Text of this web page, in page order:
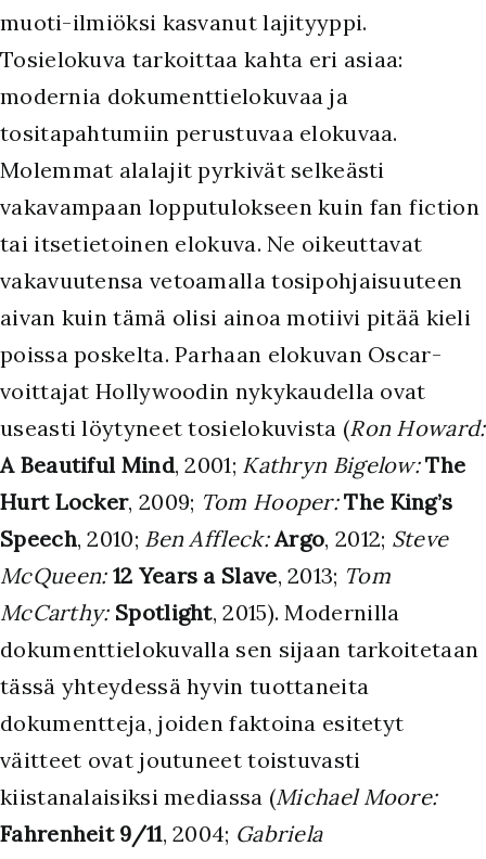
muoti-ilmiöksi kasvanut lajityyppi.
Tosielokuva tarkoittaa kahta eri asiaa:
modernia dokumenttielokuvaa ja
tositapahtumiin perustuvaa elokuvaa.
Molemmat alalajit pyrkivät selkeästi
vakavampaan lopputulokseen kuin fan fiction
tai itsetietoinen elokuva. Ne oikeuttavat
vakavuutensa vetoamalla tosipohjaisuuteen
aivan kuin tämä olisi ainoa motiivi pitää kieli
poissa poskelta. Parhaan elokuvan Oscar-
voittajat Hollywoodin nykykaudella ovat
useasti löytyneet tosielokuvista (Ron Howard:
A Beautiful Mind, 2001; Kathryn Bigelow:The
Hurt Locker, 2009; Tom Hooper: The King’s
Speech, 2010; Ben Affleck:Argo, 2012; Steve
McQueen: 12 Years a Slave, 2013; Tom
McCarthy: Spotlight, 2015). Modernilla
dokumenttielokuvalla sen sijaan tarkoitetaan
tässä yhteydessä hyvin tuottaneita
dokumentteja, joiden faktoina esitetyt
väitteet ovat joutuneet toistuvasti
kiistanalaisiksi mediassa (Michael Moore:
Fahrenheit 9/11, 2004; Gabriela